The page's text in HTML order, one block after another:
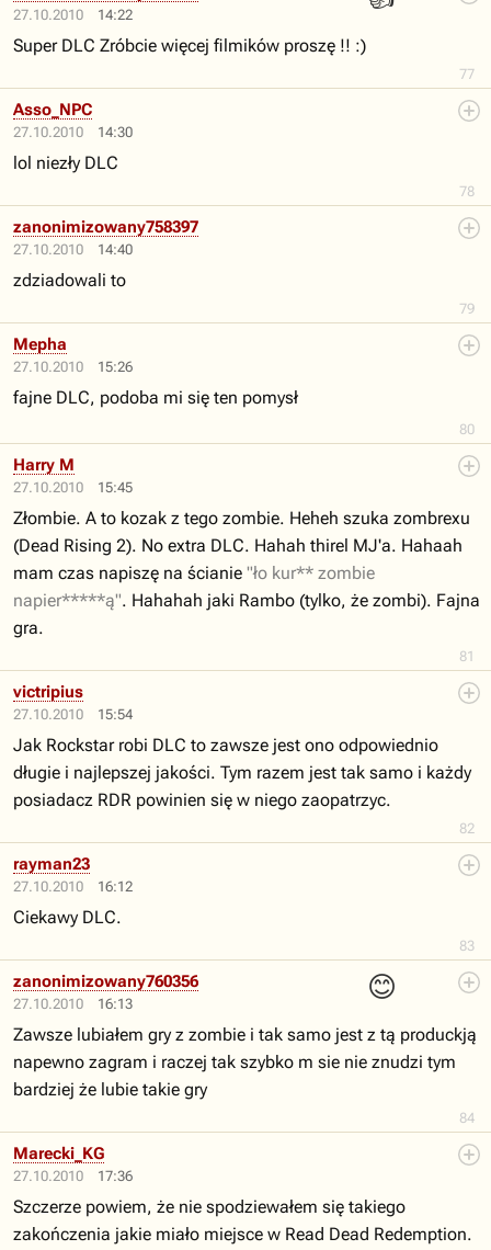
27.10.2010 14:22
77
Super DLC Zróbcie więcej filmików proszę !! :)
27.10.2010 14:30
78
Asso_NPC
lol niezły DLC
27.10.2010 14:40
79
zanonimizowany758397
zdziadowali to
27.10.2010 15:26
80
Mepha
fajne DLC, podoba mi się ten pomysł
27.10.2010 15:45
81
Harry M
Złombie. A to kozak z tego zombie. Heheh szuka zombrexu
(Dead Rising 2). No extra DLC. Hahah thirel MJ'a. Hahaah
mam czas napiszę na ścianie "ło kur** zombie
napier*****ą". Hahahah jaki Rambo (tylko, że zombi). Fajna
gra.
27.10.2010 15:54
82
victripius
Jak Rockstar robi DLC to zawsze jest ono odpowiednio
długie i najlepszej jakości. Tym razem jest tak samo i każdy
posiadacz RDR powinien się w niego zaopatrzyc.
27.10.2010 16:12
83
rayman23
Ciekawy DLC.
27.10.2010 16:13
😊
84
zanonimizowany760356
Zawsze lubiałem gry z zombie i tak samo jest z tą produckją
napewno zagram i raczej tak szybko m sie nie znudzi tym
bardziej że lubie takie gry
27.10.2010 17:36
Marecki_KG
Szczerze powiem, że nie spodziewałem się takiego
zakończenia jakie miało miejsce w Read Dead Redemption.